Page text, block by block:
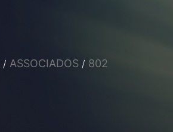
/ ASSOCIADOS / 802